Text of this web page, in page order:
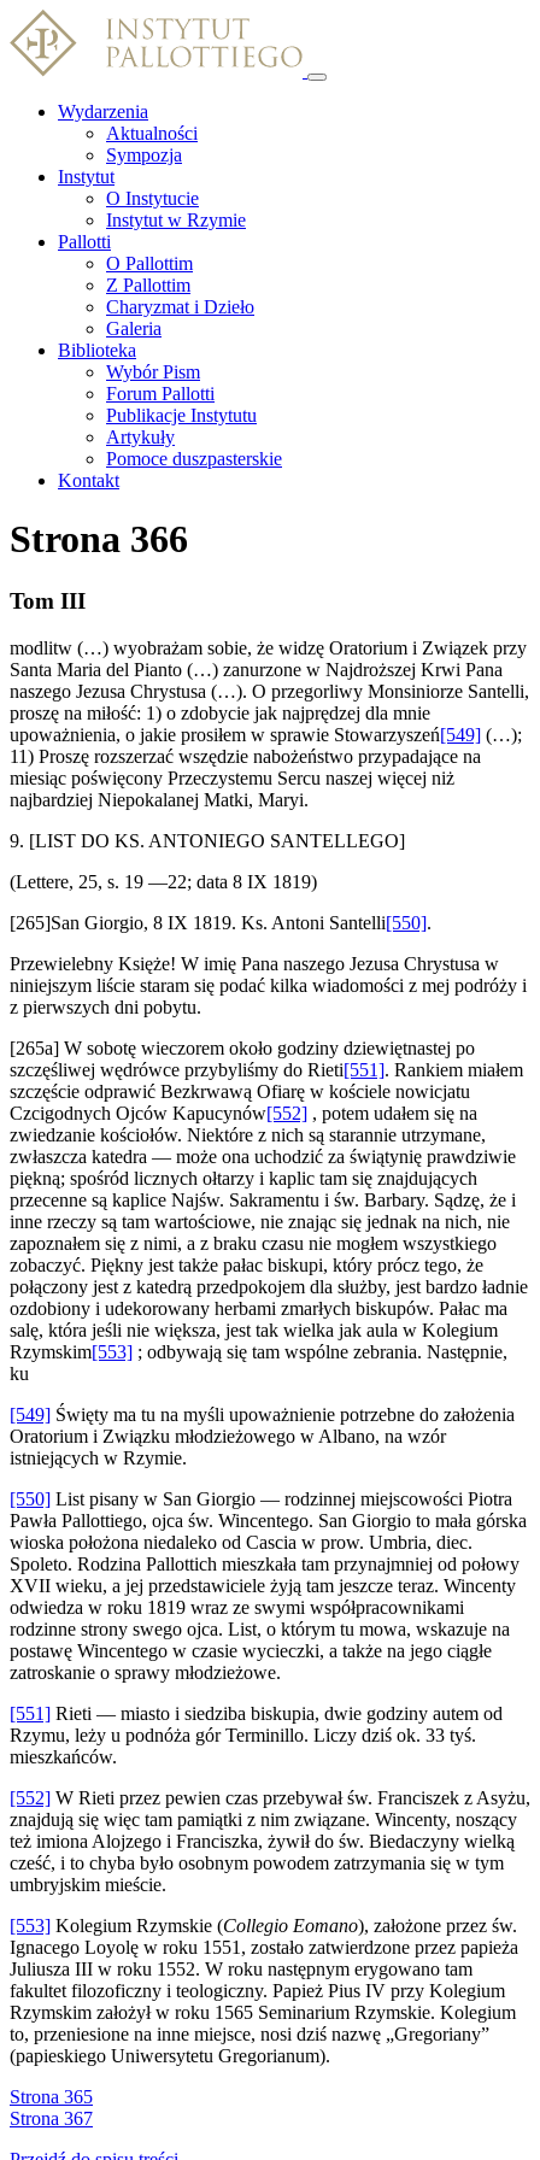
Wydarzenia
Aktualności
Sympozja
Instytut
O Instytucie
Instytut w Rzymie
Pallotti
O Pallottim
Z Pallottim
Charyzmat i Dzieło
Galeria
Biblioteka
Wybór Pism
Forum Pallotti
Publikacje Instytutu
Artykuły
Pomoce duszpasterskie
Kontakt
Strona 366
Tom III
modlitw (…) wyobrażam sobie, że widzę Oratorium i Związek przy
Santa Maria del Pianto (…) zanurzone w Najdroższej Krwi Pana
naszego Jezusa Chrystusa (…). O przegorliwy Monsiniorze Santelli,
proszę na miłość: 1) o zdobycie jak najprędzej dla mnie
upoważnienia, o jakie prosiłem w sprawie Stowarzyszeń[549] (…);
11) Proszę rozszerzać wszędzie nabożeństwo przypadające na
miesiąc poświęcony Przeczystemu Sercu naszej więcej niż
najbardziej Niepokalanej Matki, Maryi.
9. [LIST DO KS. ANTONIEGO SANTELLEGO]
(Lettere, 25, s. 19 —22; data 8 IX 1819)
[265]San Giorgio, 8 IX 1819. Ks. Antoni Santelli[550].
Przewielebny Księże! W imię Pana naszego Jezusa Chrystusa w
niniejszym liście staram się podać kilka wiadomości z mej podróży i
z pierwszych dni pobytu.
[265a] W sobotę wieczorem około godziny dziewiętnastej po
szczęśliwej wędrówce przybyliśmy do Rieti[551]. Rankiem miałem
szczęście odprawić Bezkrwawą Ofiarę w kościele nowicjatu
Czcigodnych Ojców Kapucynów[552] , potem udałem się na
zwiedzanie kościołów. Niektóre z nich są starannie utrzymane,
zwłaszcza katedra — może ona uchodzić za świątynię prawdziwie
piękną; spośród licznych ołtarzy i kaplic tam się znajdujących
przecenne są kaplice Najśw. Sakramentu i św. Barbary. Sądzę, że i
inne rzeczy są tam wartościowe, nie znając się jednak na nich, nie
zapoznałem się z nimi, a z braku czasu nie mogłem wszystkiego
zobaczyć. Piękny jest także pałac biskupi, który prócz tego, że
połączony jest z katedrą przedpokojem dla służby, jest bardzo ładnie
ozdobiony i udekorowany herbami zmarłych biskupów. Pałac ma
salę, która jeśli nie większa, jest tak wielka jak aula w Kolegium
Rzymskim[553] ; odbywają się tam wspólne zebrania. Następnie,
ku
[549] Święty ma tu na myśli upoważnienie potrzebne do założenia
Oratorium i Związku młodzieżowego w Albano, na wzór
istniejących w Rzymie.
[550] List pisany w San Giorgio — rodzinnej miejscowości Piotra
Pawła Pallottiego, ojca św. Wincentego. San Giorgio to mała górska
wioska położona niedaleko od Cascia w prow. Umbria, diec.
Spoleto. Rodzina Pallottich mieszkała tam przynajmniej od połowy
XVII wieku, a jej przedstawiciele żyją tam jeszcze teraz. Wincenty
odwiedza w roku 1819 wraz ze swymi współpracownikami
rodzinne strony swego ojca. List, o którym tu mowa, wskazuje na
postawę Wincentego w czasie wycieczki, a także na jego ciągłe
zatroskanie o sprawy młodzieżowe.
[551] Rieti — miasto i siedziba biskupia, dwie godziny autem od
Rzymu, leży u podnóża gór Terminillo. Liczy dziś ok. 33 tyś.
mieszkańców.
[552] W Rieti przez pewien czas przebywał św. Franciszek z Asyżu,
znajdują się więc tam pamiątki z nim związane. Wincenty, noszący
też imiona Alojzego i Franciszka, żywił do św. Biedaczyny wielką
cześć, i to chyba było osobnym powodem zatrzymania się w tym
umbryjskim mieście.
[553] Kolegium Rzymskie (Collegio Eomano), założone przez św.
Ignacego Loyolę w roku 1551, zostało zatwierdzone przez papieża
Juliusza III w roku 1552. W roku następnym erygowano tam
fakultet filozoficzny i teologiczny. Papież Pius IV przy Kolegium
Rzymskim założył w roku 1565 Seminarium Rzymskie. Kolegium
to, przeniesione na inne miejsce, nosi dziś nazwę „Gregoriany”
(papieskiego Uniwersytetu Gregorianum).
Strona 365
Strona 367